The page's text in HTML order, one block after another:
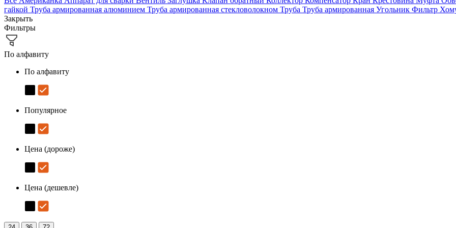
гайкой Труба армированная алюминием Труба армированная стекловолокном Труба Труба армированная Угольник Фильтр
Закрыть
Фильтры
По алфавиту
По алфавиту
Популярное
Цена (дороже)
Цена (дешевле)